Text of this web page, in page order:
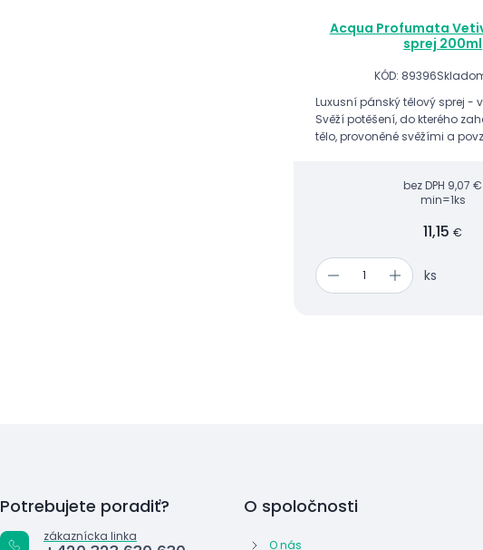
Acqua Profumata
sprej 200ml
KÓD: 89396
Luxusní pánský tělový sprej -
Svěží potěšení, do kterého
tělo, provoněné svěžími a
bez DPH 9,07 €
min=1ks
11,15€
ks
Potrebujete poradiť?
zákaznícka linka
O spoločnosti
O nás